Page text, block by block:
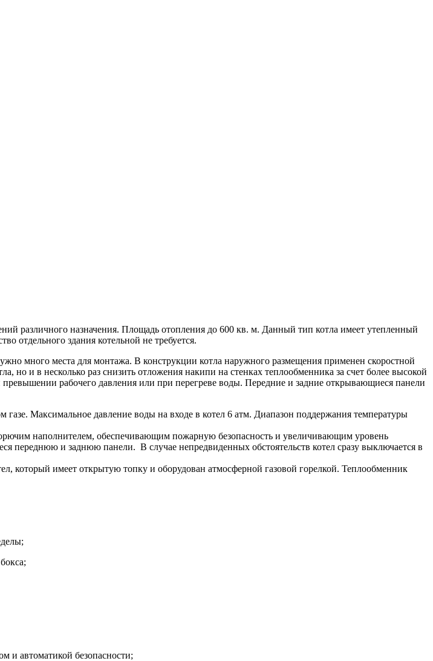
различного назначения. Площадь отопления до 600 кв. м. Данный тип котла имеет утепленный
отдельного здания котельной не требуется.
много места для монтажа. В конструкции котла наружного размещения применен скоростной
но и в несколько раз снизить отложения накипи на стенках теплообменника за счет более высокой
рабочего давления или при перегреве воды. Передние и задние открывающиеся панели
Максимальное давление воды на входе в котел 6 атм. Диапазон поддержания температуры
наполнителем, обеспечивающим пожарную безопасность и увеличивающим уровень
переднюю и заднюю панели. В случае непредвиденных обстоятельств котел сразу выключается в
который имеет открытую топку и оборудован атмосферной газовой горелкой. Теплообменник
и автоматикой безопасности;